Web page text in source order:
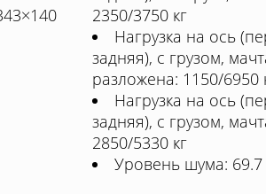
2350/3750 кг
Нагрузка на ось
задняя), с грузом,
разложена: 1150/6950
Нагрузка на ось
задняя), с грузом,
2850/5330 кг
Уровень шума: